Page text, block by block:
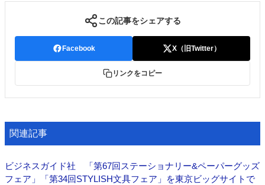
この記事をシェアする
Facebook X（旧Twitter）
リンクをコピー
関連記事
ビジネスガイド社 「第67回ステーショナリー&ペーパーグッズ
フェア」「第34回STYLISH文具フェア」を東京ビッグサイトで